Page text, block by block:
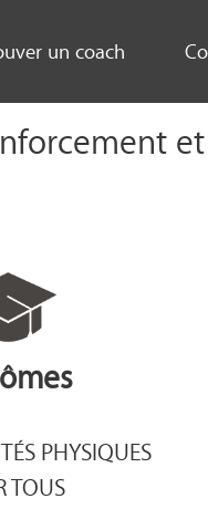
un coach
PHYSIQUES
TOUS